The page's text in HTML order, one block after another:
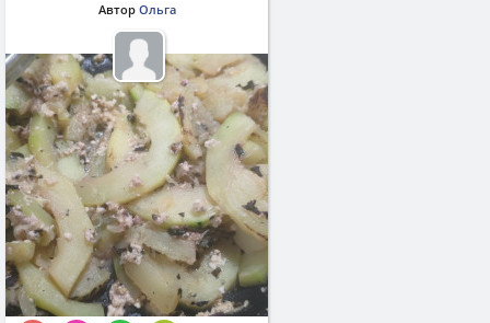
Автор Ольга